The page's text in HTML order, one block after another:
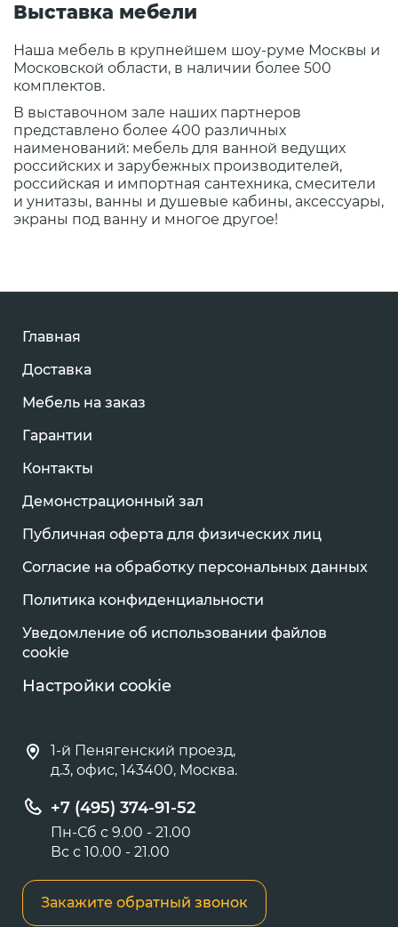
Выставка мебели
Наша мебель в крупнейшем шоу-руме Москвы и
Московской области, в наличии более 500
комплектов.
В выставочном зале наших партнеров
представлено более 400 различных
наименований: мебель для ванной ведущих
российских и зарубежных производителей,
российская и импортная сантехника, смесители
и унитазы, ванны и душевые кабины, аксессуары,
экраны под ванну и многое другое!
Главная
Доставка
Мебель на заказ
Гарантии
Контакты
Демонстрационный зал
Публичная оферта для физических лиц
Согласие на обработку персональных данных
Политика конфиденциальности
Уведомление об использовании файлов
cookie
Настройки cookie
1-й Пенягенский проезд,
д.3, офис, 143400, Москва.
+7 (495) 374-91-52
Пн-Сб с 9.00 - 21.00
Вс с 10.00 - 21.00
Закажите обратный звонок